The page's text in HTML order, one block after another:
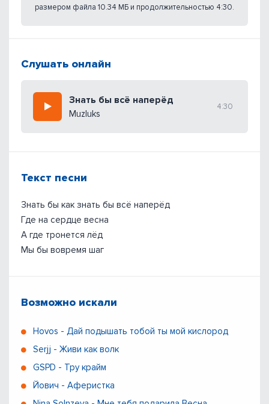
размером файла 10.34 МБ и продолжительностью 4:30.
Слушать онлайн
Знать бы всё наперёд
Muzluks
4:30
Текст песни
Знать бы как знать бы всё наперёд
Где на сердце весна
А где тронется лёд
Мы бы вовремя шаг
Возможно искали
Hovos - Дай подышать тобой ты мой кислород
Serjj - Живи как волк
GSPD - Тру крайм
Йович - Аферистка